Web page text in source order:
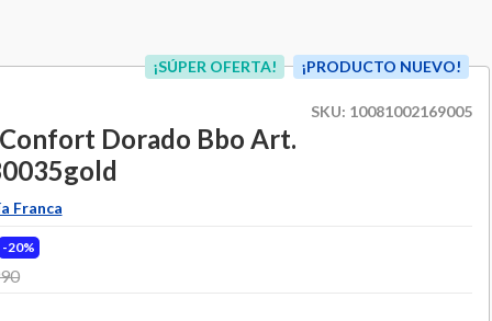
¡SÚPER OFERTA! ¡PRODUCTO NUEVO!
SKU: 10081002169005
Dorado Bbo Art.
Franca
20%
to